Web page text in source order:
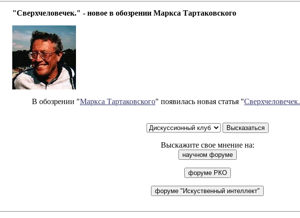
"Сверхчеловечек." - новое в обозрении Маркса Тартаковского
В обозрении "Маркса Тартаковского" появилась новая статья "Сверхчеловечек.
Выскажите свое мнение на: